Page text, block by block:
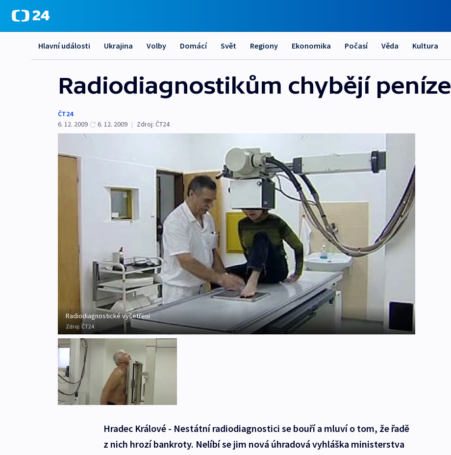
Hlavní události Ukrajina Volby Domácí Svět Regiony Ekonomika Počasí Věda Kultura
Radiodiagnostikům chybějí peníze
ČT24
6. 12. 2009
6. 12. 2009 | Zdroj: ČT24
Radiodiagnostické vyšetření
Zdroj: ČT24
Hradec Králové - Nestátní radiodiagnostici se bouří a mluví o tom, že řadě
z nich hrozí bankroty. Nelíbí se jim nová úhradová vyhláška ministerstva